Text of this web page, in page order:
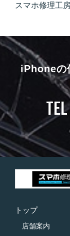
スマホ修理工
iPhoneの
トップ
店舗案内